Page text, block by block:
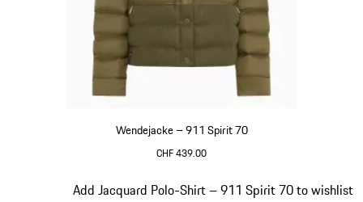
Wendejacke – 911 Spirit 70
CHF 439.00
Add Jacquard Polo-Shirt – 911 Spirit 70 to wishlist
Slide 5 von 20